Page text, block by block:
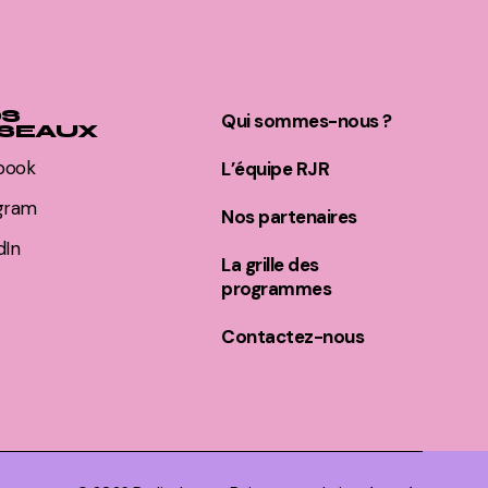
Qui sommes-nous ?
L’équipe RJR
Nos partenaires
La grille des
programmes
Contactez-nous